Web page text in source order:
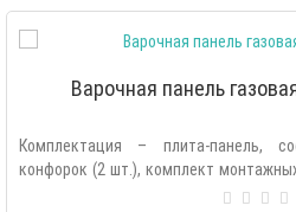
Варочная панель
Комплектация – плита-панель,
конфорок (2 шт.), комплект